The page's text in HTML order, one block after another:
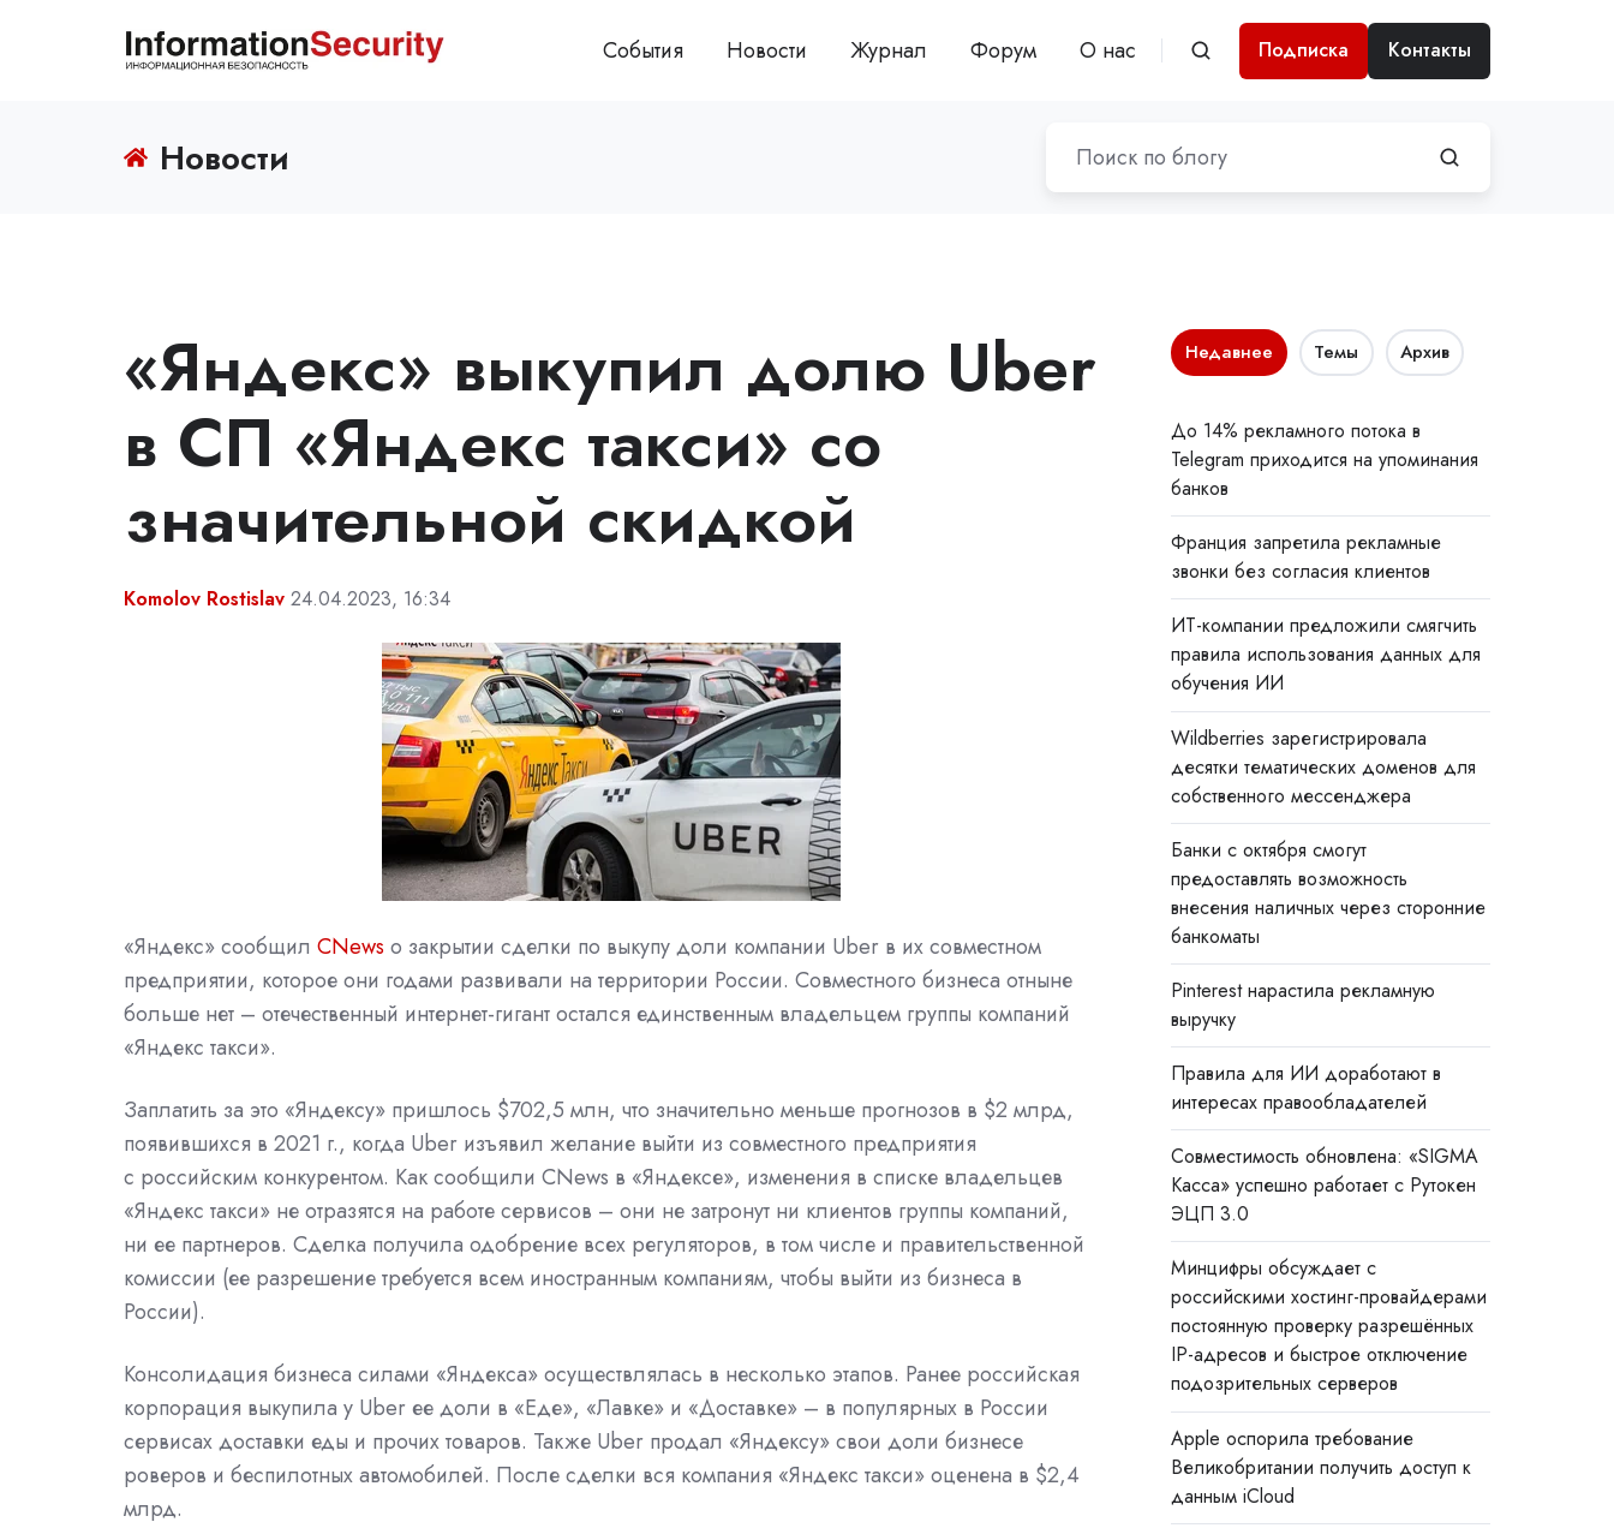
События Новости Журнал Форум О нас Подписка Контакты
Новости
«Яндекс» выкупил долю Uber
в СП «Яндекс такси» со
значительной скидкой
Komolov Rostislav 24.04.2023, 16:34
«Яндекс» сообщил CNews о закрытии сделки по выкупу доли компании Uber в их совместном
предприятии, которое они годами развивали на территории России. Совместного бизнеса отныне
больше нет – отечественный интернет-гигант остался единственным владельцем группы компаний
«Яндекс такси».
Заплатить за это «Яндексу» пришлось $702,5 млн, что значительно меньше прогнозов в $2 млрд,
появившихся в 2021 г., когда Uber изъявил желание выйти из совместного предприятия
с российским конкурентом. Как сообщили CNews в «Яндексе», изменения в списке владельцев
«Яндекс такси» не отразятся на работе сервисов – они не затронут ни клиентов группы компаний,
ни ее партнеров. Сделка получила одобрение всех регуляторов, в том числе и правительственной
комиссии (ее разрешение требуется всем иностранным компаниям, чтобы выйти из бизнеса в
России).
Консолидация бизнеса силами «Яндекса» осуществлялась в несколько этапов. Ранее российская
корпорация выкупила у Uber ее доли в «Еде», «Лавке» и «Доставке» – в популярных в России
сервисах доставки еды и прочих товаров. Также Uber продал «Яндексу» свои доли бизнесе
роверов и беспилотных автомобилей. После сделки вся компания «Яндекс такси» оценена в $2,4
млрд.
Недавнее Темы Архив
До 14% рекламного потока в
Telegram приходится на упоминания
банков
Франция запретила рекламные
звонки без согласия клиентов
ИТ-компании предложили смягчить
правила использования данных для
обучения ИИ
Wildberries зарегистрировала
десятки тематических доменов для
собственного мессенджера
Банки с октября смогут
предоставлять возможность
внесения наличных через сторонние
банкоматы
Pinterest нарастила рекламную
выручку
Правила для ИИ доработают в
интересах правообладателей
Совместимость обновлена: «SIGMA
Касса» успешно работает с Рутокен
ЭЦП 3.0
Минцифры обсуждает с
российскими хостинг-провайдерами
постоянную проверку разрешённых
IP-адресов и быстрое отключение
подозрительных серверов
Apple оспорила требование
Великобритании получить доступ к
данным iCloud